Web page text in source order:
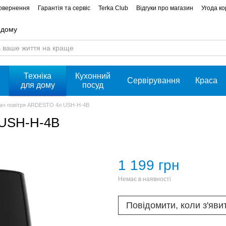
Гарантія та сервіс Terka Club Відгуки про магазин
Угода
Техніка
для дому
Кухонний
посуд
Сервірування Краса
повітря ARDESTO 4л USH-H-4B
H-4B
1 199 грн
Немає в наявності
Повідомити, коли